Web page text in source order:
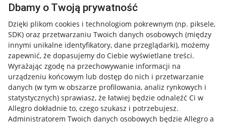
Dbamy o Twoją prywatność
Dzięki plikom cookies i technologiom pokrewnym (np. piksele,
SDK) oraz przetwarzaniu Twoich danych osobowych (między
innymi unikalne identyfikatory, dane przeglądarki), możemy
zapewnić, że dopasujemy do Ciebie wyświetlane treści.
Wyrażając zgodę na przechowywanie informacji na
urządzeniu końcowym lub dostęp do nich i przetwarzanie
danych (w tym w obszarze profilowania, analiz rynkowych i
statystycznych) sprawiasz, że łatwiej będzie odnaleźć Ci w
Allegro dokładnie to, czego szukasz i potrzebujesz.
Administratorem Twoich danych osobowych będzie Allegro a